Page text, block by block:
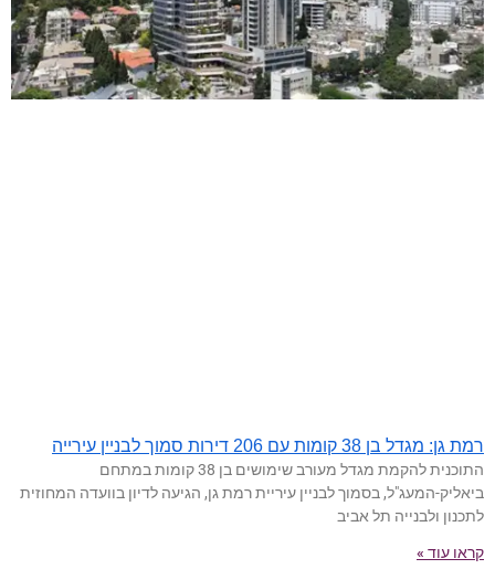
רמת גן: מגדל בן 38 קומות עם 206 דירות סמוך לבניין עירייה
התוכנית להקמת מגדל מעורב שימושים בן 38 קומות במתחם
ביאליק-המעג"ל, בסמוך לבניין עיריית רמת גן, הגיעה לדיון בוועדה המחוזית
לתכנון ולבנייה תל אביב
קראו עוד »